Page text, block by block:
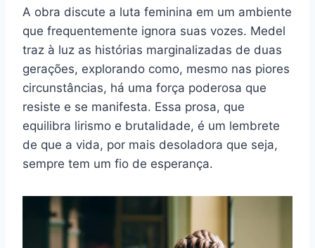
A obra discute a luta feminina em um ambiente
que frequentemente ignora suas vozes. Medel
traz à luz as histórias marginalizadas de duas
gerações, explorando como, mesmo nas piores
circunstâncias, há uma força poderosa que
resiste e se manifesta. Essa prosa, que
equilibra lirismo e brutalidade, é um lembrete
de que a vida, por mais desoladora que seja,
sempre tem um fio de esperança.